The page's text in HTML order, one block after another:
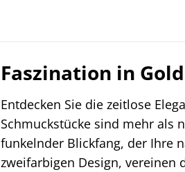
Faszination in
Entdecken Sie die zeitlose
Schmuckstücke sind mehr als
funkelnder Blickfang, der Ihre
zweifarbigen Design, vereinen